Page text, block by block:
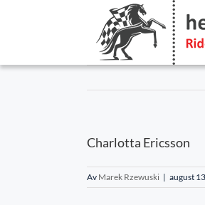
Charlotta Ericsson
Av Marek Rzewuski | august